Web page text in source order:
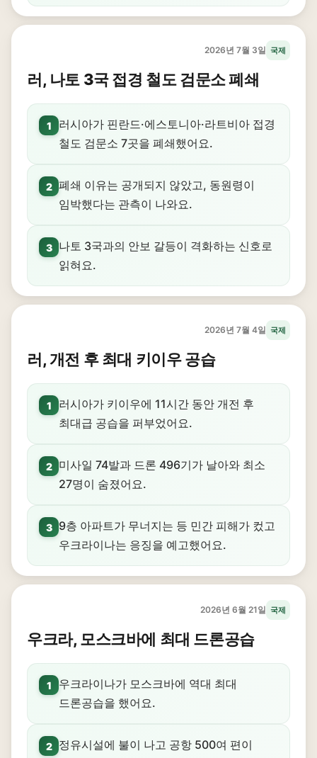
2026년 7월 3일 국제
러, 나토 3국 접경 철도 검문소 폐쇄
1
러시아가 핀란드·에스토니아·라트비아 접경
철도 검문소 7곳을 폐쇄했어요.
2 폐쇄 이유는 공개되지 않았고, 동원령이
임박했다는 관측이 나와요.
3
나토 3국과의 안보 갈등이 격화하는 신호로
읽혀요.
2026년 7월 4일 국제
러, 개전 후 최대 키이우 공습
1
러시아가 키이우에 11시간 동안 개전 후
최대급 공습을 퍼부었어요.
2
미사일 74발과 드론 496기가 날아와 최소
27명이 숨졌어요.
3
9층 아파트가 무너지는 등 민간 피해가 컸고
우크라이나는 응징을 예고했어요.
2026년 6월 21일 국제
우크라, 모스크바에 최대 드론공습
1
우크라이나가 모스크바에 역대 최대
드론공습을 했어요.
2
정유시설에 불이 나고 공항 500여 편이